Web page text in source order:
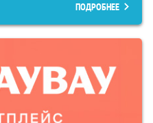
ПОДРОБНЕЕ